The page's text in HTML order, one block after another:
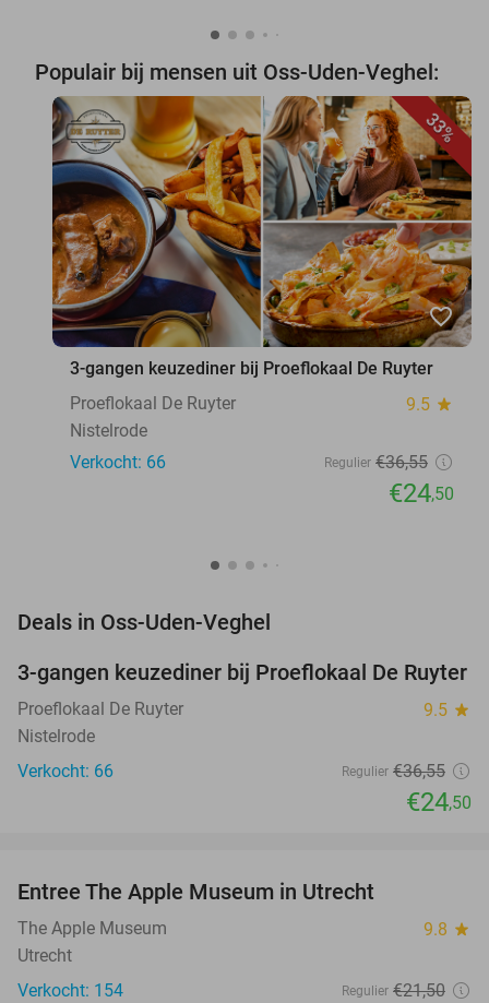
Populair bij mensen uit Oss-Uden-Veghel:
33%
favorite_border
3-gangen keuzediner bij Proeflokaal De Ruyter
Proeflokaal De Ruyter
9.5 star
Nistelrode
Verkocht: 66
Regulier €36,55
€24,50
Deals in Oss-Uden-Veghel
33%
3-gangen keuzediner bij Proeflokaal De Ruyter
Proeflokaal De Ruyter 9.5 star
Nistelrode
Verkocht: 66
Regulier €36,55
€24,50
TODAY
Entree The Apple Museum in Utrecht
The Apple Museum 9.8 star
Utrecht
Verkocht: 154
Regulier €21,50